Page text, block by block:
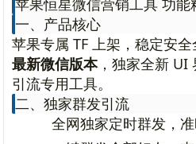
苹果恒星微信营销工具 功能
一、产品核心
苹果专属 TF 上架，稳定安
最新微信版本，独家全新 UI
引流专用工具。
二、独家群发引流
全网独家定时群发，